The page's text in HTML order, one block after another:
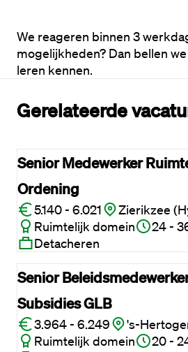
We reageren binnen 3
mogelijkheden? Dan bellen
leren kennen.
Gerelateerde
Senior Medewerker
Ordening
5.140 - 6.021
Zierikzee
Ruimtelijk domein
24 -
Detacheren
Senior
Subsidies GLB
3.964 - 6.249
's-
Ruimtelijk domein
20 -